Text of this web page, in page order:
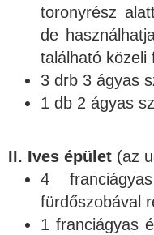
toronyrész
de
található közeli
3 drb 3 ágyas
1 db 2 ágyas
II. Ives épület (az
4
fürdőszobával
1 franciágyas